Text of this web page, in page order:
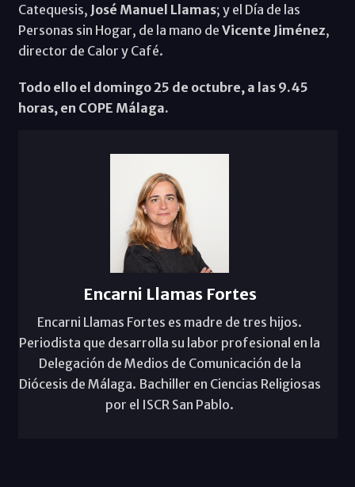
Catequesis, José Manuel Llamas; y el Día de las
Personas sin Hogar, de la mano de Vicente Jiménez,
director de Calor y Café.
Todo ello el domingo 25 de octubre, a las 9.45
horas, en COPE Málaga.
Encarni Llamas Fortes
Encarni Llamas Fortes es madre de tres hijos.
Periodista que desarrolla su labor profesional en la
Delegación de Medios de Comunicación de la
Diócesis de Málaga. Bachiller en Ciencias Religiosas
por el ISCR San Pablo.